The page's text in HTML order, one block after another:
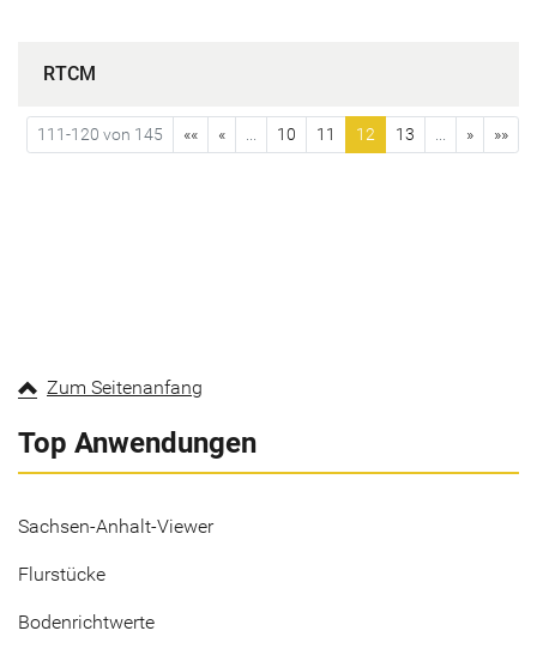
RTCM
111-120 von 145 «« « 10 11 12 13 » »»
Zum Seitenanfang
Top Anwendungen
Sachsen-Anhalt-Viewer
Flurstücke
Bodenrichtwerte